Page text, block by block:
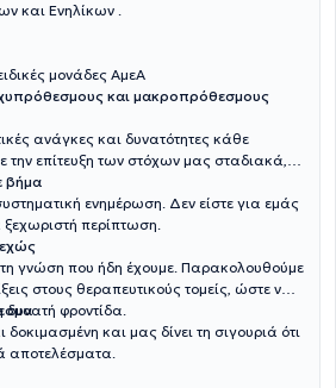
και Ενηλίκων .
μονάδες ΑμεΑ
και μακροπρόθεσμους
ανάγκες και δυνατότητες κάθε
την επίτευξη των στόχων μας σταδιακά,
βήμα
ενημέρωση. Δεν είστε για εμάς
περίπτωση.
γνώση που ήδη έχουμε. Παρακολουθούμε
στους θεραπευτικούς τομείς, ώστε να
δυνατή φροντίδα.
και μας δίνει τη σιγουριά ότι
αποτελέσματα.